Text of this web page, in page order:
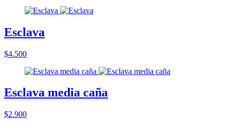
Esclava
$4.500
Esclava media caña
$2.900